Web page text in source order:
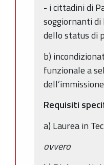
- i cittadini di
soggiornanti
dello status di
b)
funzionale a
Requisiti
a) Laurea in
ovvero